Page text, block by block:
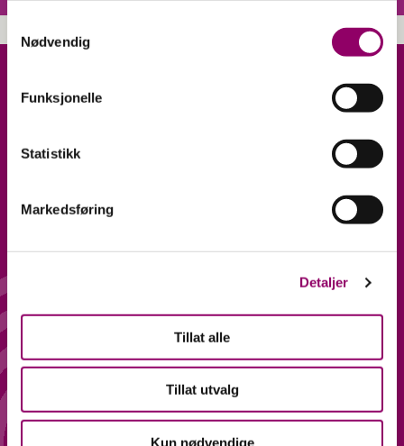
Nødvendig
Funksjonelle
Statistikk
Markedsføring
Detaljer
Tillat alle
Tillat utvalg
Kun nødvendige
ÅPNINGSTIDER
Lagerveien 1, 2, 7 og 9,
KONTAKT
PERSONVERN OG
ÅPENHETSLOVEN